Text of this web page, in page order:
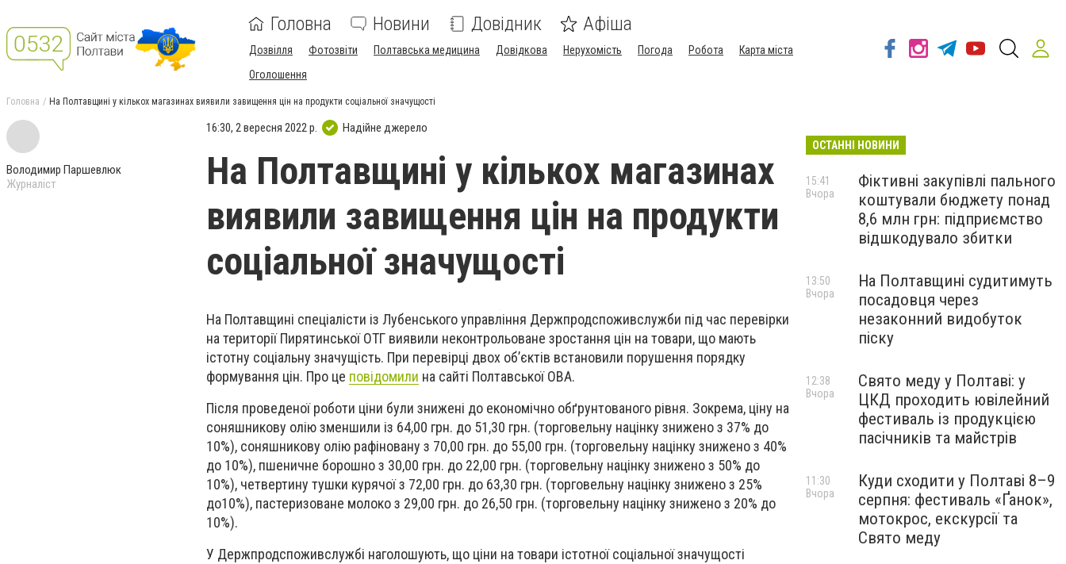
Головна Новини Довідник Афіша
Дозвілля Фотозвіти Полтавська медицина Довідкова Нерухомість Погода Робота
Карта міста
Оголошення
Головна На Полтавщині у кількох магазинах виявили завищення цін на продукти соціальної значущості
Володимир Паршевлюк
Журналіст
16:30, 2 вересня 2022 р. Надійне джерело
На Полтавщині у кількох магазинах
виявили завищення цін на продукти
соціальної значущості
На Полтавщині спеціалісти із Лубенського управління Держпродспоживслужби під час перевірки
на території Пирятинської ОТГ виявили неконтрольоване зростання цін на товари, що мають
істотну соціальну значущість. При перевірці двох об’єктів встановили порушення порядку
формування цін. Про це повідомили на сайті Полтавської ОВА.
Після проведеної роботи ціни були знижені до економічно обґрунтованого рівня. Зокрема, ціну на
соняшникову олію зменшили із 64,00 грн. до 51,30 грн. (торговельну націнку знижено з 37% до
10%), соняшникову олію рафіновану з 70,00 грн. до 55,00 грн. (торговельну націнку знижено з 40%
до 10%), пшеничне борошно з 30,00 грн. до 22,00 грн. (торговельну націнку знижено з 50% до
10%), четвертину тушки курячої з 72,00 грн. до 63,30 грн. (торговельну націнку знижено з 25%
до10%), пастеризоване молоко з 29,00 грн. до 26,50 грн. (торговельну націнку знижено з 20% до
10%).
У Держпродспоживслужбі наголошують, що ціни на товари істотної соціальної значущості
ОСТАННІ НОВИНИ
Фіктивні закупівлі пального
коштували бюджету понад
8,6 млн грн: підприємство
відшкодувало збитки
15:41
Вчора
На Полтавщині судитимуть
посадовця через
незаконний видобуток
піску
13:50
Вчора
Свято меду у Полтаві: у
ЦКД проходить ювілейний
фестиваль із продукцією
пасічників та майстрів
12:38
Вчора
Куди сходити у Полтаві 8–9
серпня: фестиваль «Ґанок»,
мотокрос, екскурсії та
Свято меду
11:30
Вчора